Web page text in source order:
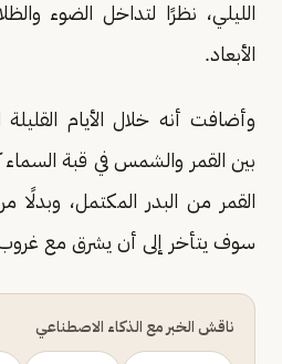
الليلي، نظرًا لتداخل الضوء
الأبعاد.
وأضافت أنه خلال الأيام القليلة
بين القمر والشمس في قبة
القمر من البدر المكتمل، وبدلًا
سوف يتأخر إلى أن يشرق مع
ناقش الخبر مع الذكاء الاصطناعي